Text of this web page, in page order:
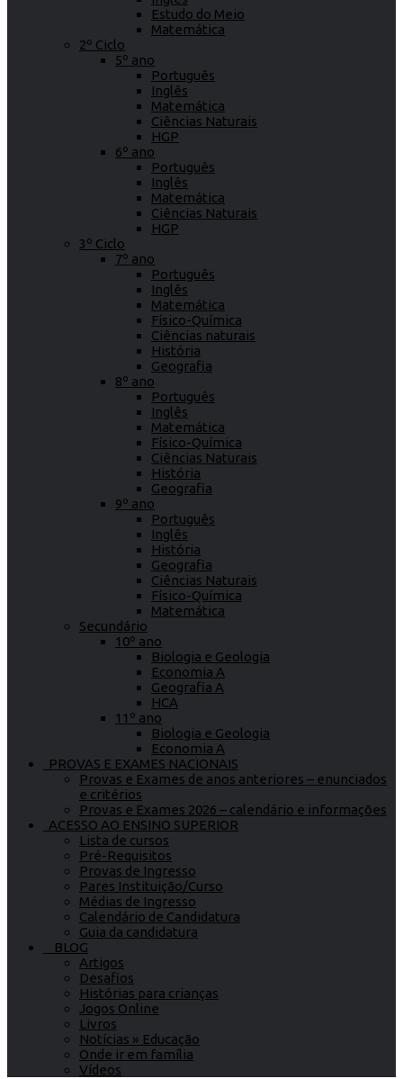
Estudo do Meio
Matemática
2º Ciclo
5º ano
Português
Inglês
Matemática
Ciências Naturais
HGP
6º ano
Português
Inglês
Matemática
Ciências Naturais
HGP
3º Ciclo
7º ano
Português
Inglês
Matemática
Físico-Química
Ciências naturais
História
Geografia
8º ano
Português
Inglês
Matemática
Físico-Química
Ciências Naturais
História
Geografia
9º ano
Português
Inglês
História
Geografia
Ciências Naturais
Físico-Química
Matemática
Secundário
10º ano
Biologia e Geologia
Economia A
Geografia A
HCA
11º ano
Biologia e Geologia
Economia A
PROVAS E EXAMES NACIONAIS
Provas e Exames de anos anteriores – enunciados
e critérios
Provas e Exames 2026 – calendário e informações
ACESSO AO ENSINO SUPERIOR
Lista de cursos
Pré-Requisitos
Provas de Ingresso
Pares Instituição/Curso
Médias de Ingresso
Calendário de Candidatura
Guia da candidatura
BLOG
Artigos
Desafios
Histórias para crianças
Jogos Online
Livros
Notícias » Educação
Onde ir em família
Vídeos